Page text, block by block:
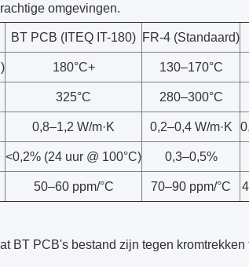
omgevingen.
BT PCB (ITEQ IT-180) FR-4 (Standaard)
180°C+ 130–170°C
325°C 280–300°C
0,8–1,2 W/m·K 0,2–0,4 W/m·K
<0,2% (24 uur @ 100°C) 0,3–0,5%
50–60 ppm/°C 70–90 ppm/°C
BT PCB's bestand zijn tegen